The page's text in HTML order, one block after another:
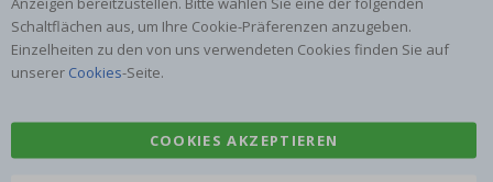
Fliesenaufkleber
Poster
Aufkleber
Schaltflächen aus, um Ihre Cookie-Präferenzen anzugeben.
Einzelheiten zu den von uns verwendeten Cookies finden Sie auf
unserer Cookies-Seite.
COOKIES AKZEPTIEREN